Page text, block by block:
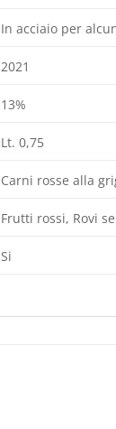
In acciaio per
2021
13%
Lt. 0,75
Carni rosse alla
Frutti rossi, Rovi
Si